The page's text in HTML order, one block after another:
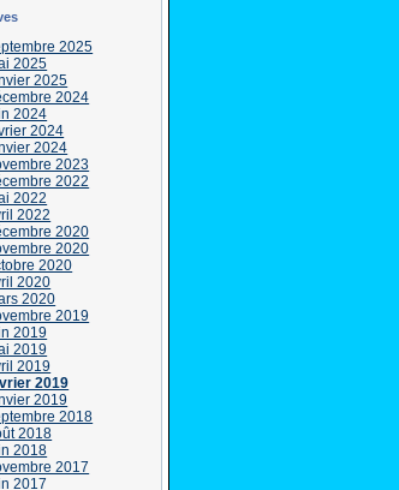
2025
2025
2025
2024
2024
2024
2024
2023
2022
2022
2022
2020
2020
2020
2020
2020
2019
2019
2019
2019
2019
2019
2018
2018
2018
2017
2017